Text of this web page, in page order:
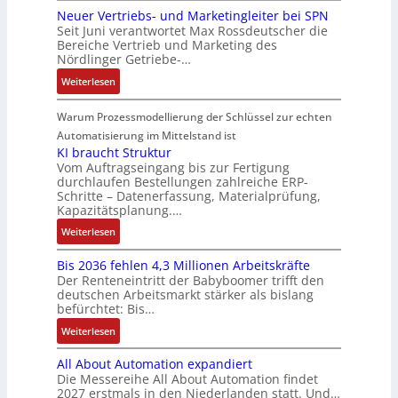
e
n
r
s
i
c
h
e
r
e
E
n
t
w
i
c
k
l
u
n
g
n
a
g
e
n
b
a
u
P
o
s
i
t
i
v
e
M
o
m
e
n
t
a
e
u
e
r
u
n
g
n
A
G
V
u
n
d
b
o
t
i
k
e
g
r
a
o
n
i
n
F
a
n
u
c
C
N
C
-
S
y
e
m
t
e
c
h
n
i
k
-
G
e
s
c
h
ä
f
t
s
f
h
r
a
s
s
a
u
l
t
S
y
s
t
è
m
e
s
:
Q
2
-
E
r
g
e
Neuer Vertriebs- und Marketingleiter bei SPN
Seit Juni verantwortet Max Rossdeutscher die
Bereiche Vertrieb und Marketing des
Nördlinger Getriebe-…
Weiterlesen:
N
e
e
r
V
e
r
t
r
i
e
b
s
-
u
n
d
Warum Prozessmodellierung der Schlüssel zur echten
Automatisierung im Mittelstand ist
KI braucht Struktur
Vom Auftragseingang bis zur Fertigung
durchlaufen Bestellungen zahlreiche ERP-
Schritte – Datenerfassung, Materialprüfung,
Kapazitätsplanung.…
Weiterlesen:
K
I
b
r
a
u
c
h
t
Bis 2036 fehlen 4,3 Millionen Arbeitskräfte
Der Renteneintritt der Babyboomer trifft den
deutschen Arbeitsmarkt stärker als bislang
befürchtet: Bis…
Weiterlesen:
B
i
s
All About Automation expandiert
Die Messereihe All About Automation findet
2027 erstmals in den Niederlanden statt. Und…